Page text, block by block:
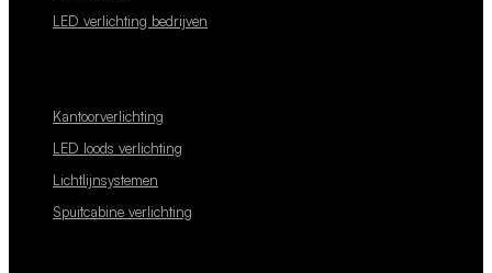
LED verlichting bedrijven
Kantoorverlichting
LED loods verlichting
Lichtlijnsystemen
Spuitcabine verlichting